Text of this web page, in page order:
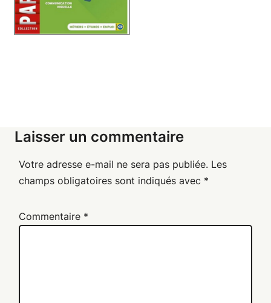
Laisser un commentaire
Votre adresse e-mail ne sera pas publiée. Les
champs obligatoires sont indiqués avec *
Commentaire *